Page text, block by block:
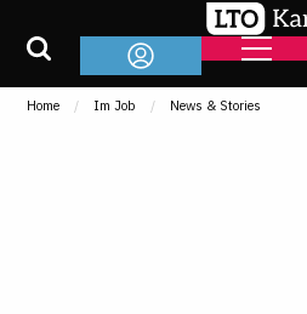
Home Im Job News & Stories